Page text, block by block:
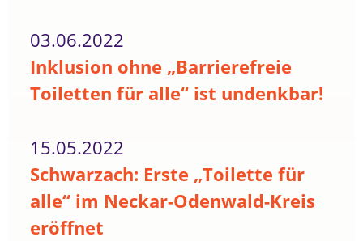
03.06.2022
Inklusion ohne „Barrierefreie
Toiletten für alle“ ist undenkbar!
15.05.2022
Schwarzach: Erste „Toilette für
alle“ im Neckar-Odenwald-Kreis
eröffnet